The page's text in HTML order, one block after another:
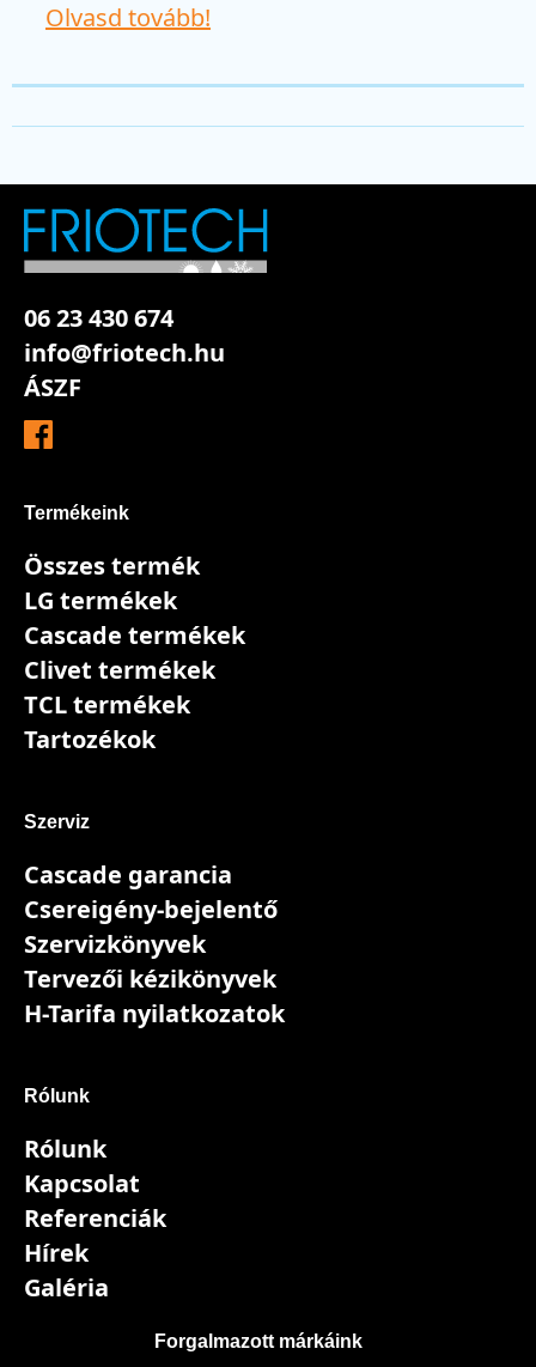
Olvasd tovább!
06 23 430 674
info@friotech.hu
ÁSZF
Termékeink
Összes termék
LG termékek
Cascade termékek
Clivet termékek
TCL termékek
Tartozékok
Szerviz
Cascade garancia
Csereigény-bejelentő
Szervizkönyvek
Tervezői kézikönyvek
H-Tarifa nyilatkozatok
Rólunk
Rólunk
Kapcsolat
Referenciák
Hírek
Galéria
Forgalmazott márkáink